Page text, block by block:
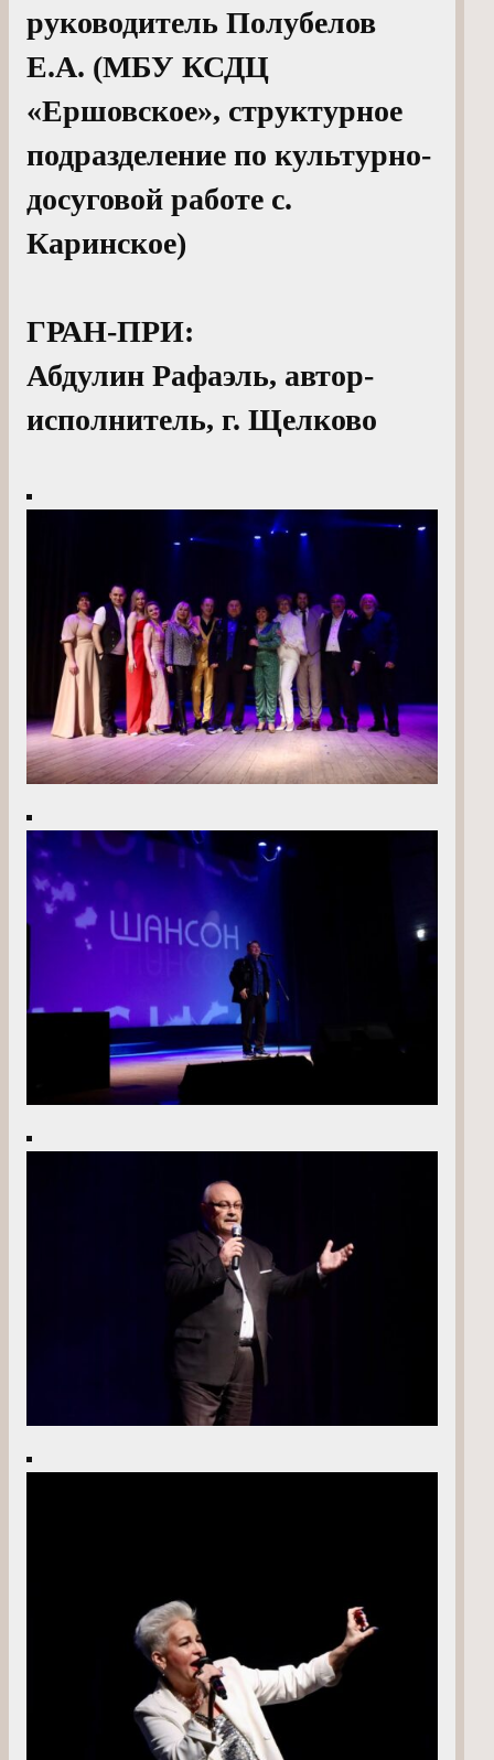
руководитель Полубелов
Е.А. (МБУ КСДЦ
«Ершовское», структурное
подразделение по культурно-
досуговой работе с.
Каринское)
ГРАН-ПРИ:
Абдулин Рафаэль, автор-
исполнитель, г. Щелково